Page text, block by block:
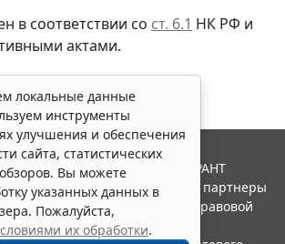
в соответствии со ст. 6.1 НК РФ и
актами.
локальные данные
инструменты
улучшения и обеспечения
сайта, статистических
Вы можете
указанных данных в
Пожалуйста,
их обработки.
СЕРВИС", 2026. Система ГАРАНТ
года. Компания "Гарант" и ее партнеры
Российской ассоциации правовой